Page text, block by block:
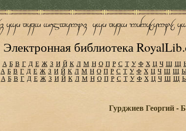
Электронная библиотека
А Б В Г Д Е Ж З И Й К Л М Н О П Р С Т У Ф Х Ц Ч Ш Щ
А Б В Г Д Е Ж З И Й К Л М Н О П Р С Т У Ф Х Ц Ч Ш Щ
А Б В Г Д Е Ж З И Й К Л М Н О П Р С Т У Ф Х Ц Ч Ш Щ
Гурджиев Георгий -